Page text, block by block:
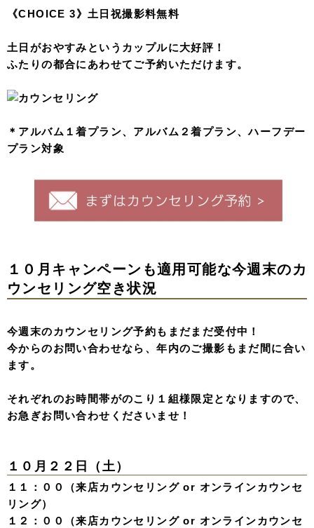
《CHOICE 3》土日祝撮影料無料
土日がおやすみというカップルに大好評！
ふたりの都合にあわせてご予約いただけます。
＊アルバム１着プラン、アルバム２着プラン、ハーフデー
プラン対象
１０月キャンペーンも適用可能な今週末のカ
ウンセリング空き状況
今週末のカウンセリング予約もまだまだ受付中！
今からのお問い合わせなら、年内のご撮影もまだ間に合い
ます。
それぞれのお時間帯がのこり１組様限定となりますので、
お急ぎお問い合わせくださいませ！
１０月２２日（土）
１１：００（来店カウンセリング or オンラインカウンセ
リング）
１２：００（来店カウンセリング or オンラインカウンセ